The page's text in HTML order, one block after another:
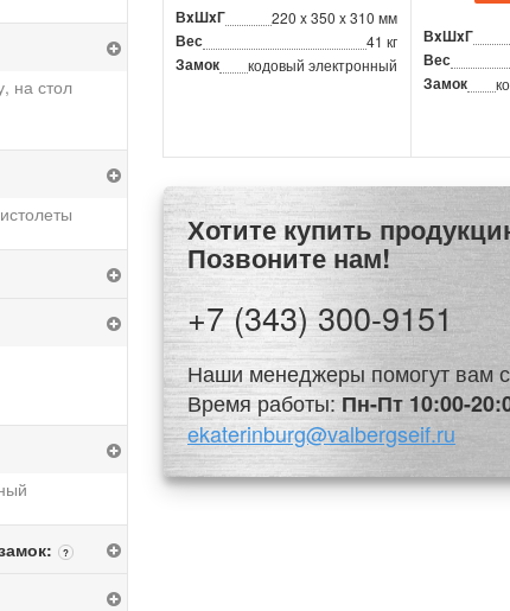
на стол
?
ВxШxГ 220 x 350 x 310 мм
Вес 41 кг
Замок кодовый электронный
ВxШxГ
Вес
Замок
Хотите купить
Позвоните нам!
+7 (343) 300-9151
Наши менеджеры помогут вам
Время работы: Пн-Пт 10:00-
ekaterinburg@valbergseif.ru